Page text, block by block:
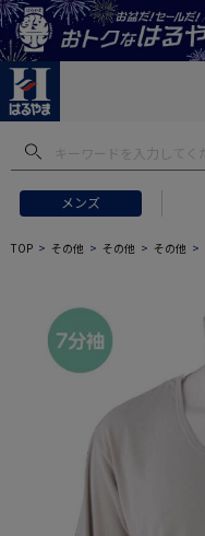
メンズ
TOP その他 その他 その他